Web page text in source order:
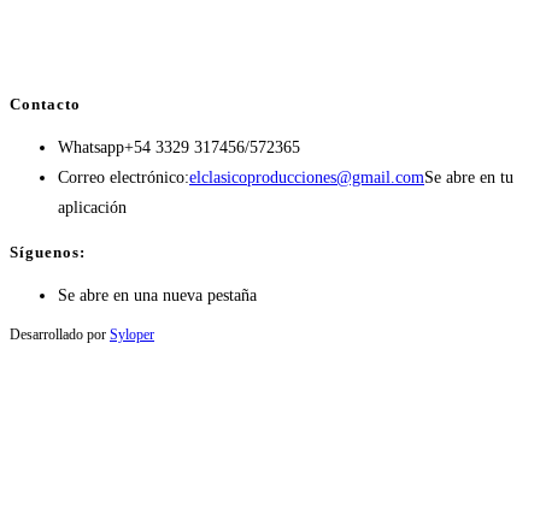
Contacto
Whatsapp+54 3329 317456/572365
Correo electrónico:elclasicoproducciones@gmail.comSe abre en tu
aplicación
Síguenos:
Se abre en una nueva pestaña
Desarrollado por Syloper